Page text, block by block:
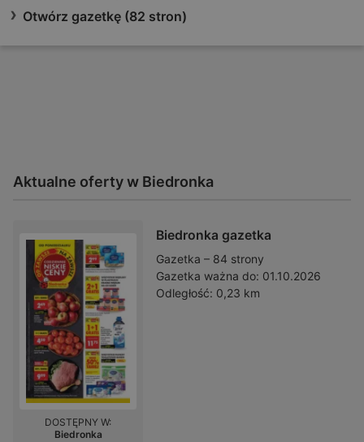
Otwórz gazetkę (82 stron)
Aktualne oferty w Biedronka
Biedronka gazetka
Gazetka – 84 strony
Gazetka ważna do: 01.10.2026
Odległość: 0,23 km
DOSTĘPNY W:
Biedronka